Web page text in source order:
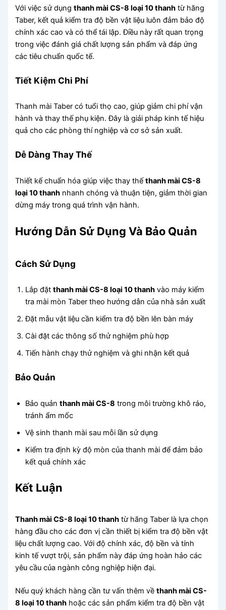
Với việc sử dụngthanh mài CS-8 loại 10 thanh từ hãng
Taber, kết quả kiểm tra độ bền vật liệu luôn đảm bảo độ
chính xác cao và có thể tái lập. Điều này rất quan trọng
trong việc đánh giá chất lượng sản phẩm và đáp ứng
các tiêu chuẩn quốc tế.
Tiết Kiệm Chi Phí
Thanh mài Taber có tuổi thọ cao, giúp giảm chi phí vận
hành và thay thế phụ kiện. Đây là giải pháp kinh tế hiệu
quả cho các phòng thí nghiệp và cơ sở sản xuất.
Dễ Dàng Thay Thế
Thiết kế chuẩn hóa giúp việc thay thếthanh mài CS-8
loại 10 thanh nhanh chóng và thuận tiện, giảm thời gian
dừng máy trong quá trình vận hành.
Hướng Dẫn Sử Dụng Và Bảo Quản
Cách Sử Dụng
Lắp đặtthanh mài CS-8 loại 10 thanh vào máy kiểm
tra mài mòn Taber theo hướng dẫn của nhà sản xuất
Đặt mẫu vật liệu cần kiểm tra độ bền lên bàn máy
Cài đặt các thông số thử nghiệm phù hợp
Tiến hành chạy thử nghiệm và ghi nhận kết quả
Bảo Quản
Bảo quảnthanh mài CS-8 trong môi trường khô ráo,
tránh ẩm mốc
Vệ sinh thanh mài sau mỗi lần sử dụng
Kiểm tra định kỳ độ mòn của thanh mài để đảm bảo
kết quả chính xác
Kết Luận
Thanh mài CS-8 loại 10 thanh từ hãng Taber là lựa chọn
hàng đầu cho các đơn vị cần thiết bị kiểm tra độ bền vật
liệu chất lượng cao. Với độ chính xác, độ bền và tính
kinh tế vượt trội, sản phẩm này đáp ứng hoàn hảo các
yêu cầu của ngành công nghiệp hiện đại.
Nếu quý khách hàng cần tư vấn thêm vềthanh mài CS-
8 loại 10 thanh hoặc các sản phẩm kiểm tra độ bền vật